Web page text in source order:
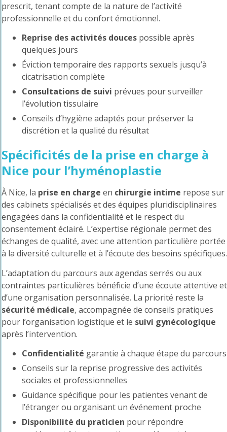
prescrit, tenant compte de la nature de l’activité
professionnelle et du confort émotionnel.
Reprise des activités douces possible après
quelques jours
Éviction temporaire des rapports sexuels jusqu’à
cicatrisation complète
Consultations de suivi prévues pour surveiller
l’évolution tissulaire
Conseils d’hygiène adaptés pour préserver la
discrétion et la qualité du résultat
Spécificités de la prise en charge à
Nice pour l’hyménoplastie
À Nice, la prise en charge en chirurgie intime repose sur
des cabinets spécialisés et des équipes pluridisciplinaires
engagées dans la confidentialité et le respect du
consentement éclairé. L’expertise régionale permet des
échanges de qualité, avec une attention particulière portée
à la diversité culturelle et à l’écoute des besoins spécifiques.
L’adaptation du parcours aux agendas serrés ou aux
contraintes particulières bénéficie d’une écoute attentive et
d’une organisation personnalisée. La priorité reste la
sécurité médicale, accompagnée de conseils pratiques
pour l’organisation logistique et le suivi gynécologique
après l’intervention.
Confidentialité garantie à chaque étape du parcours
Conseils sur la reprise progressive des activités
sociales et professionnelles
Guidance spécifique pour les patientes venant de
l’étranger ou organisant un événement proche
Disponibilité du praticien pour répondre